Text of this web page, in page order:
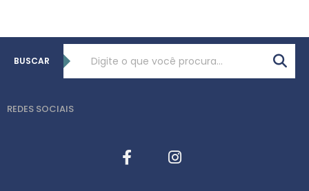
BUSCAR
REDES SOCIAIS